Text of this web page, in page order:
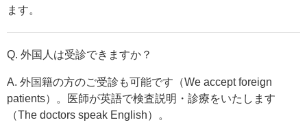
ます。
Q. 外国人は受診できますか？
A. 外国籍の方のご受診も可能です（We accept foreign
patients）。医師が英語で検査説明・診療をいたします
（The doctors speak English）。